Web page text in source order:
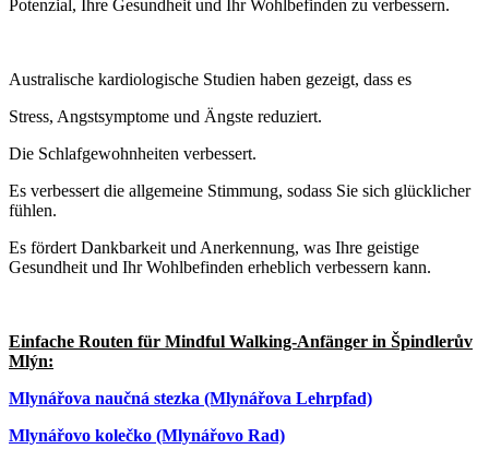
Potenzial, Ihre Gesundheit und Ihr Wohlbefinden zu verbessern.
Australische kardiologische Studien haben gezeigt, dass es
Stress, Angstsymptome und Ängste reduziert.
Die Schlafgewohnheiten verbessert.
Es verbessert die allgemeine Stimmung, sodass Sie sich glücklicher
fühlen.
Es fördert Dankbarkeit und Anerkennung, was Ihre geistige
Gesundheit und Ihr Wohlbefinden erheblich verbessern kann.
Einfache Routen für Mindful Walking-Anfänger in Špindlerův
Mlýn:
Mlynářova naučná stezka (Mlynářova Lehrpfad)
Mlynářovo kolečko (Mlynářovo Rad)